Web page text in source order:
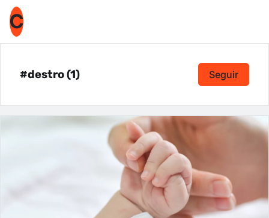
C
#destro (1) Seguir